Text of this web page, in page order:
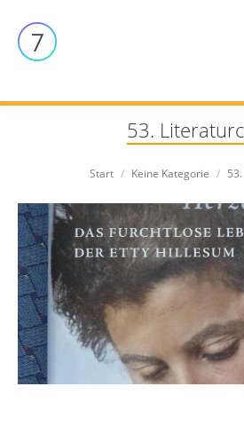
53.
Sie befinden sich hier:
Start Keine Kategorie